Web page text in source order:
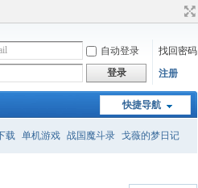
自动登录
找回密码
登录 注册
快捷导航
载 单机游戏 战国魔斗录 戈薇的梦日记